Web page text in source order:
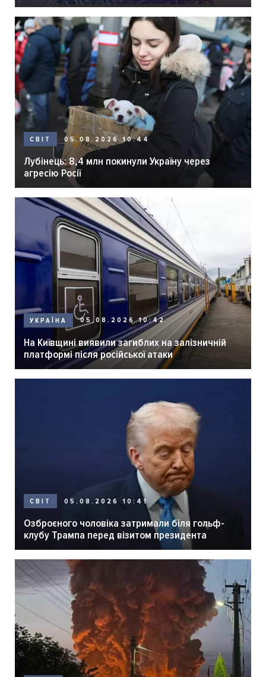
СВІТ 05.08.2026 10:44
Лубінець: 8,4 млн покинули Україну через
агресію Росії
УКРАЇНА 05.08.2026 10:42
На Київщині виявили загиблих на залізничній
платформі після російської атаки
СВІТ 05.08.2026 10:41
Озброєного чоловіка затримали біля гольф-
клубу Трампа перед візитом президента